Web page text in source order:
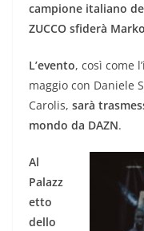
campione italiano
ZUCCO sfiderà
L’evento, così come
maggio con Daniele
Carolis, sarà
mondo da DAZN.
Al
Palazz
etto
dello